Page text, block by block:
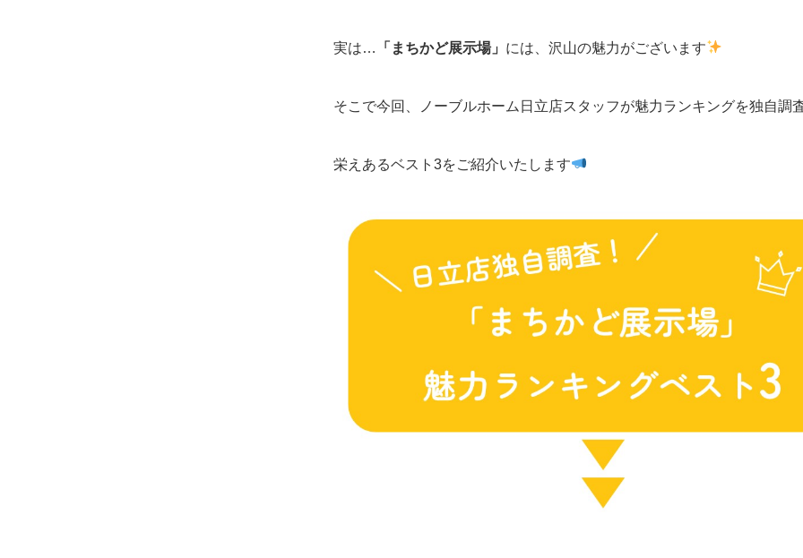
実は… 「まちかど展示場」 には、沢山の魅力がございます
そこで今回、ノーブルホーム日立店スタッフが魅力ランキングを独自調
栄えあるベスト3をご紹介いたします